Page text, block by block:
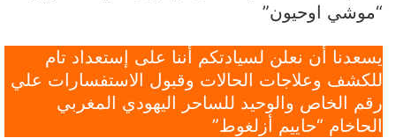
“موشي اوحيون”
يسعدنا أن نعلن لسيادتكم أننا على إستعداد تام
للكشف وعلاجات الحالات وقبول الاستفسارات علي
رقم الخاص والوحيد للساحر اليهودي المغربي
الحاخام “حاييم أزلغوط”